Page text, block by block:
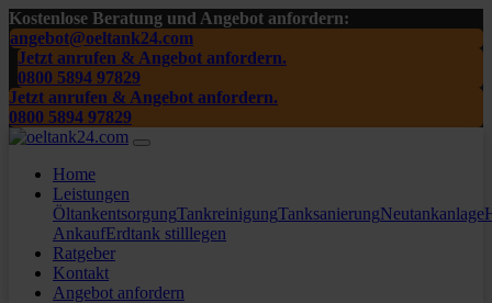
Kostenlose Beratung und Angebot anfordern:
angebot@oeltank24.com
Jetzt anrufen & Angebot anfordern.
0800 5894 97829
Jetzt anrufen & Angebot anfordern.
0800 5894 97829
Home
Leistungen
ÖltankentsorgungTankreinigungTanksanierungNeutankanlage
AnkaufErdtank stilllegen
Ratgeber
Kontakt
Angebot anfordern